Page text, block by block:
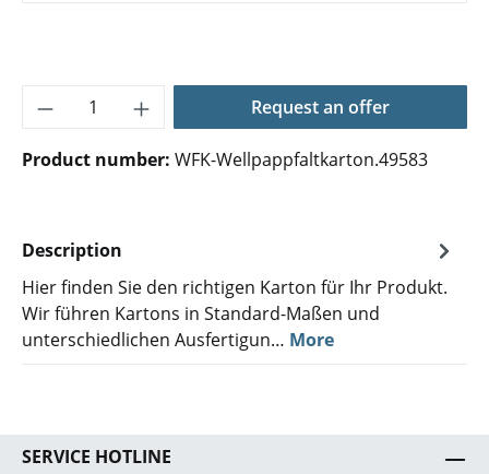
Product Quantity: Enter the desired
Request an offer
Product number: WFK-Wellpappfaltkarton.49583
Description
Hier finden Sie den richtigen Karton für Ihr Produkt.
Wir führen Kartons in Standard-Maßen und
unterschiedlichen Ausfertigun… More
SERVICE HOTLINE